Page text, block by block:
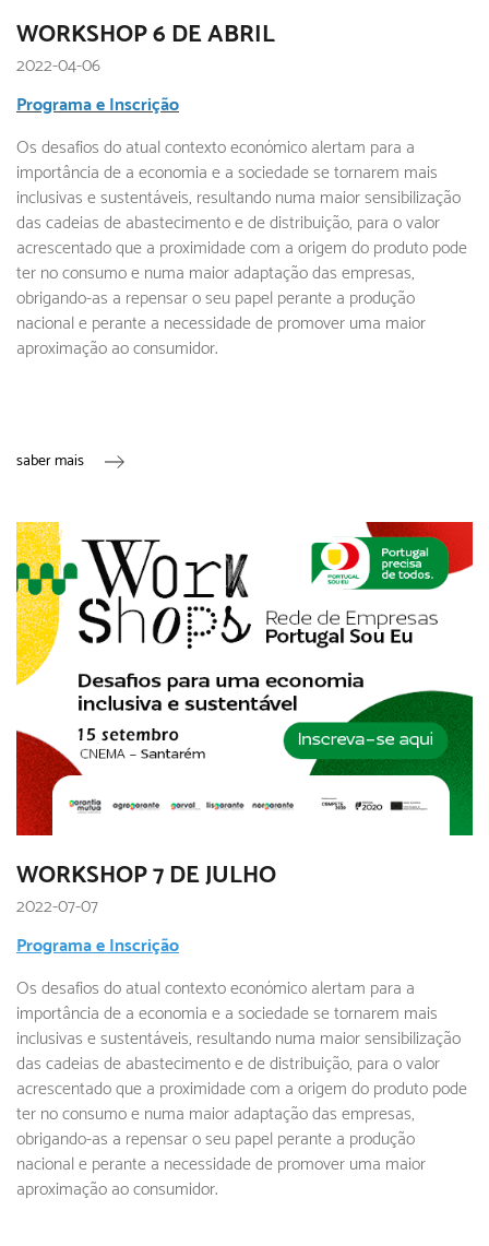
WORKSHOP 6 DE ABRIL
2022-04-06
Programa e Inscrição
Os desafios do atual contexto económico alertam para a
importância de a economia e a sociedade se tornarem mais
inclusivas e sustentáveis, resultando numa maior sensibilização
das cadeias de abastecimento e de distribuição, para o valor
acrescentado que a proximidade com a origem do produto pode
ter no consumo e numa maior adaptação das empresas,
obrigando-as a repensar o seu papel perante a produção
nacional e perante a necessidade de promover uma maior
aproximação ao consumidor.
saber mais
WORKSHOP 7 DE JULHO
2022-07-07
Programa e Inscrição
Os desafios do atual contexto económico alertam para a
importância de a economia e a sociedade se tornarem mais
inclusivas e sustentáveis, resultando numa maior sensibilização
das cadeias de abastecimento e de distribuição, para o valor
acrescentado que a proximidade com a origem do produto pode
ter no consumo e numa maior adaptação das empresas,
obrigando-as a repensar o seu papel perante a produção
nacional e perante a necessidade de promover uma maior
aproximação ao consumidor.